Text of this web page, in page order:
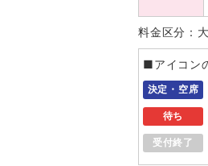
料金区分：
■アイコン
決定・空席
待ち
受付終了